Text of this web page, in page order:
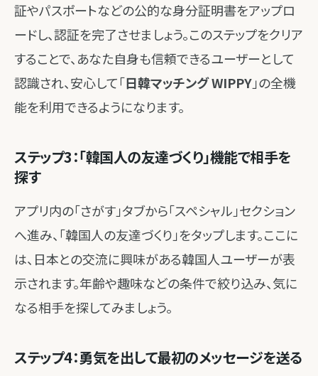
証やパスポートなどの公的な身分証明書をアップロ
ードし、認証を完了させましょう。このステップをクリア
することで、あなた自身も信頼できるユーザーとして
認識され、安心して「日韓マッチング WIPPY」の全機
能を利用できるようになります。
ステップ3：「韓国人の友達づくり」機能で相手を
探す
アプリ内の「さがす」タブから「スペシャル」セクション
へ進み、「韓国人の友達づくり」をタップします。ここに
は、日本との交流に興味がある韓国人ユーザーが表
示されます。年齢や趣味などの条件で絞り込み、気に
なる相手を探してみましょう。
ステップ4：勇気を出して最初のメッセージを送る